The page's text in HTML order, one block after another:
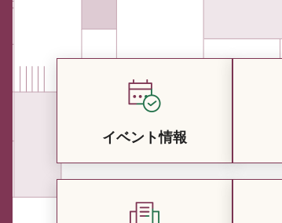
イベント情報